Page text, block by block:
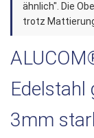
Bildergalerie
ähnlich". Die
trotz
Edelstahl
3mm